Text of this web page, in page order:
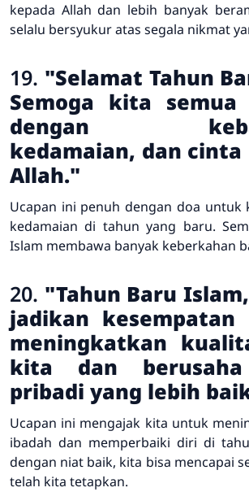
kepada Allah dan lebih banyak
selalu bersyukur atas segala nikmat
19. "Selamat Tahun
Semoga kita semua
dengan
kedamaian, dan
Allah."
Ucapan ini penuh dengan doa untuk
kedamaian di tahun yang baru.
Islam membawa banyak keberkahan
20. "Tahun Baru
jadikan
meningkatkan
kita dan
pribadi yang lebih
Ucapan ini mengajak kita untuk
ibadah dan memperbaiki diri di
dengan niat baik, kita bisa mencapai
telah kita tetapkan.